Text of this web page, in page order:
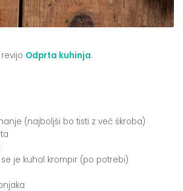
Odprta kuhinja.
(najboljši bo tisti z več škroba)
je kuhal krompir (po potrebi)